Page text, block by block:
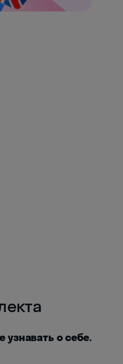
узнавать о себе.